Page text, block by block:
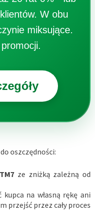
W obu
miksujące.
oszczędności:
ze zniżką zależną od
na własną rękę ani
przejść przez cały proces